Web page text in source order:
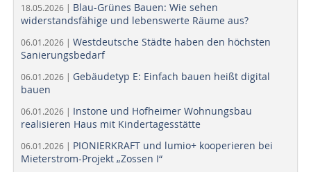
18.05.2026 | Blau-Grünes Bauen: Wie sehen
widerstandsfähige und lebenswerte Räume aus?
06.01.2026 | Westdeutsche Städte haben den höchsten
Sanierungsbedarf
06.01.2026 | Gebäudetyp E: Einfach bauen heißt digital
bauen
06.01.2026 | Instone und Hofheimer Wohnungsbau
realisieren Haus mit Kindertagesstätte
06.01.2026 | PIONIERKRAFT und lumio+ kooperieren bei
Mieterstrom-Projekt „Zossen I“